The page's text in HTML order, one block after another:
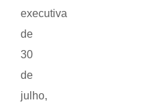
executiva
de
30
de
julho,